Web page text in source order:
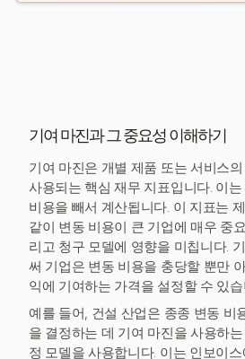
기여 마진과 그 중요성 이해하기
기여 마진은 개별 제품 또는 서비스
사용되는 핵심 재무 지표입니다. 이
비용을 빼서 계산됩니다. 이 지표는
같이 변동 비용이 큰 기업에 매우 중
리고 청구 모델에 영향을 미칩니다.
써 기업은 변동 비용을 충당할 뿐만
익에 기여하는 가격을 설정할 수 있습
예를 들어, 건설 산업은 종종 변동 비
을 결정하는 데 기여 마진을 사용하
정 모델을 사용합니다. 이는 인보이